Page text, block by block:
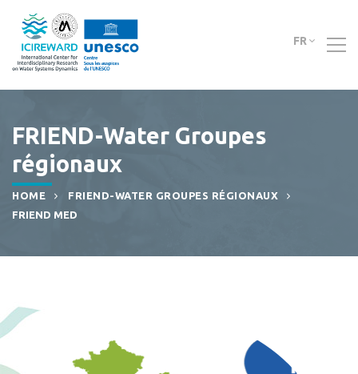
FR
FRIEND-Water Groupes
régionaux
HOME
FRIEND-WATER GROUPES RÉGIONAUX
FRIEND MED